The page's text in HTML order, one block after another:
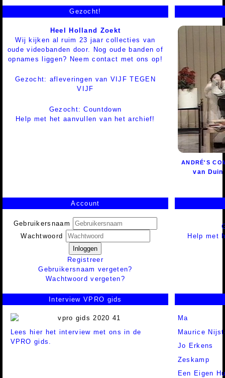
Gezocht!
Heel Holland Zoekt
Wij kijken al ruim 23 jaar collecties van
oude videobanden door. Nog oude banden of
opnames liggen? Neem contact met ons op!
Gezocht: afleveringen van VIJF TEGEN
VIJF
Gezocht: Countdown
Help met het aanvullen van het archief!
ANDRÉ'S
van Duin
Account
Gebruikersnaam
Wachtwoord
Inloggen
Registreer
Gebruikersnaam vergeten?
Wachtwoord vergeten?
Help met
Interview VPRO gids
Lees hier het interview met ons in de
VPRO gids.
Ma
Maurice
Jo Erkens
Zeskamp
Een Eigen